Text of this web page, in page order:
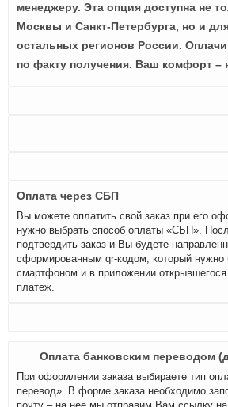
менеджеру. Эта опция доступна не
Москвы и Санкт-Петербурга, но и
остальных регионов России.
по факту получения. Ваш комфорт –
Оплата через СБП
Вы можете оплатить свой заказ при его
нужно выбрать способ оплаты «СБП».
подтвердить заказ и Вы будете
сформированным qr-кодом, который нужно
смартфоном и в приложении открывшегося
платеж.
Оплата банковским переводом
При оформлении заказа выбираете тип
перевод». В форме заказа необходимо